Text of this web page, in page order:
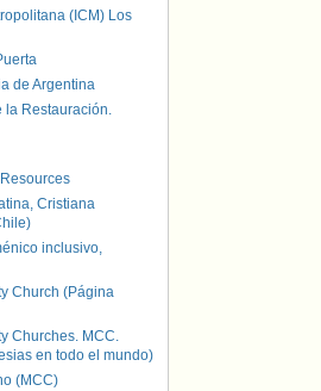
(ICM) Los
de Argentina
la Restauración.
Cristiana
inclusivo,
Church (Página
Churches. MCC.
en todo el mundo)
(MCC)